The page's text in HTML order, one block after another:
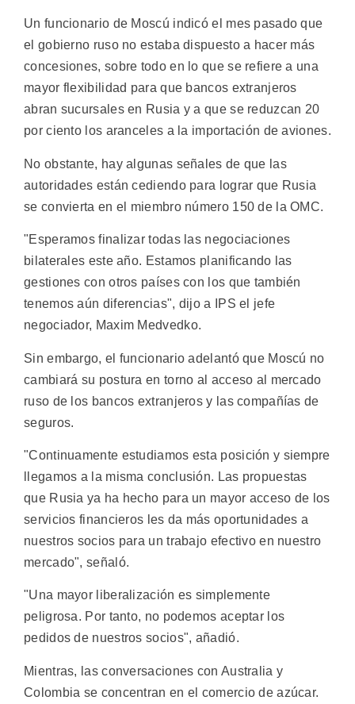
Un funcionario de Moscú indicó el mes pasado que
el gobierno ruso no estaba dispuesto a hacer más
concesiones, sobre todo en lo que se refiere a una
mayor flexibilidad para que bancos extranjeros
abran sucursales en Rusia y a que se reduzcan 20
por ciento los aranceles a la importación de aviones.
No obstante, hay algunas señales de que las
autoridades están cediendo para lograr que Rusia
se convierta en el miembro número 150 de la OMC.
"Esperamos finalizar todas las negociaciones
bilaterales este año. Estamos planificando las
gestiones con otros países con los que también
tenemos aún diferencias", dijo a IPS el jefe
negociador, Maxim Medvedko.
Sin embargo, el funcionario adelantó que Moscú no
cambiará su postura en torno al acceso al mercado
ruso de los bancos extranjeros y las compañías de
seguros.
"Continuamente estudiamos esta posición y siempre
llegamos a la misma conclusión. Las propuestas
que Rusia ya ha hecho para un mayor acceso de los
servicios financieros les da más oportunidades a
nuestros socios para un trabajo efectivo en nuestro
mercado", señaló.
"Una mayor liberalización es simplemente
peligrosa. Por tanto, no podemos aceptar los
pedidos de nuestros socios", añadió.
Mientras, las conversaciones con Australia y
Colombia se concentran en el comercio de azúcar.